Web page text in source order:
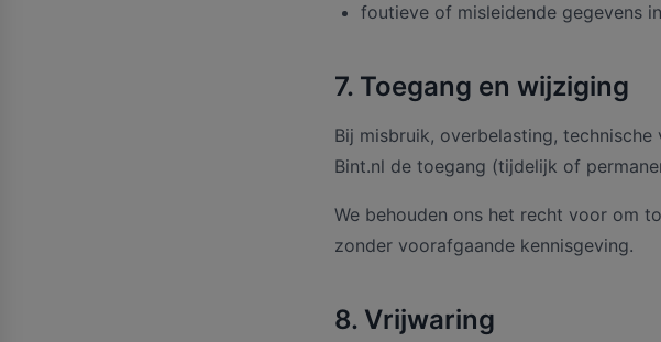
foutieve of misleidende gegevens
7. Toegang en wijziging
Bij misbruik, overbelasting,
Bint.nl de toegang (tijdelijk of
We behouden ons het recht voor om
zonder voorafgaande kennisgeving.
8. Vrijwaring